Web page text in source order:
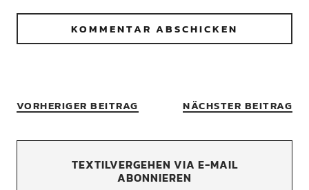
VORHERIGER BEITRAG NÄCHSTER BEITRAG
TEXTILVERGEHEN VIA E-MAIL
ABONNIEREN